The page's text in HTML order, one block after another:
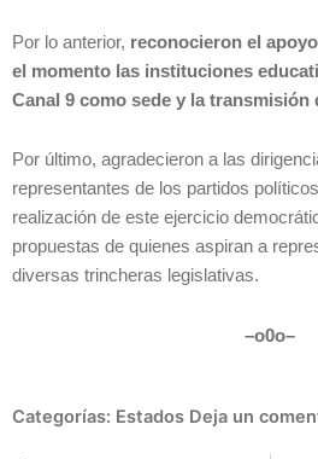
Por lo anterior, reconocieron el
el momento las instituciones
Canal 9 como sede y la transmisión
Por último, agradecieron a las
representantes de los partidos
realización de este ejercicio
propuestas de quienes aspiran a
diversas trincheras legislativas.
–o0o–
Categorías: Estados Deja un